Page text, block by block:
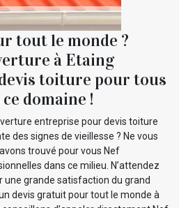
tout le monde ?
à Etaing
toiture pour tous
domaine !
entreprise pour devis toiture
des signes de vieillesse ? Ne vous
trouvé pour vous Nef
dans ce milieu. N’attendez
une grande satisfaction du grand
devis gratuit pour tout le monde à